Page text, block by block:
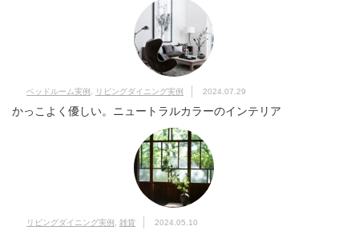
ベッドルーム実例 リビングダイニング実例 2024.07.29
かっこよく優しい。ニュートラルカラーのインテリア
リビングダイニング実例 雑貨 2024.05.10